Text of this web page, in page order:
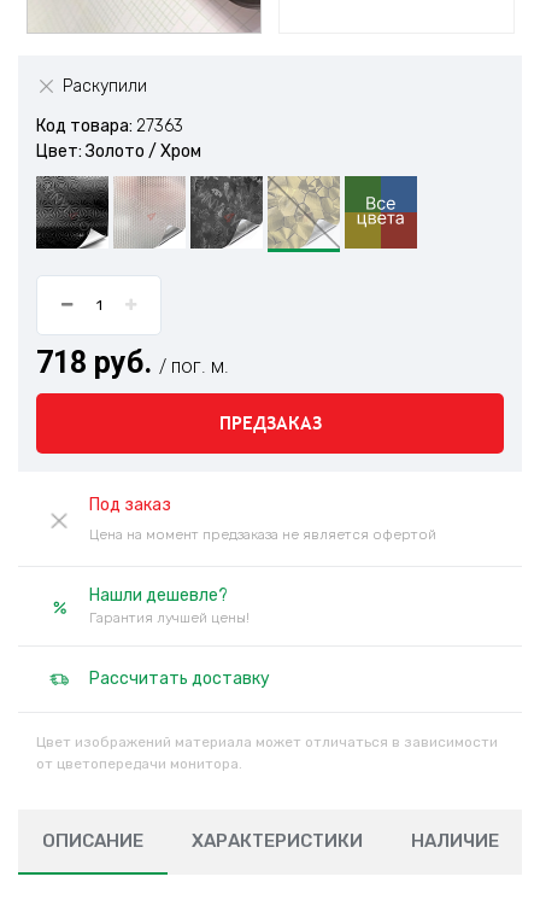
Раскупили
Код товара: 27363
Цвет: Золото / Xром
718 руб. / пог. м.
ПРЕДЗАКАЗ
Под заказ
Цена на момент предзаказа не является офертой
Нашли дешевле?
Гарантия лучшей цены!
Рассчитать доставку
Цвет изображений материала может отличаться в зависимости
от цветопередачи монитора.
ОПИСАНИЕ ХАРАКТЕРИСТИКИ НАЛИЧИЕ